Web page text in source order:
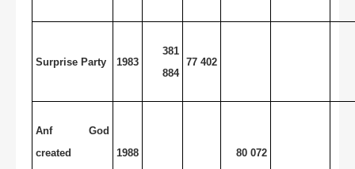
Surprise Party 1983
381
884
77 402
Anf God
created
1988 80 072